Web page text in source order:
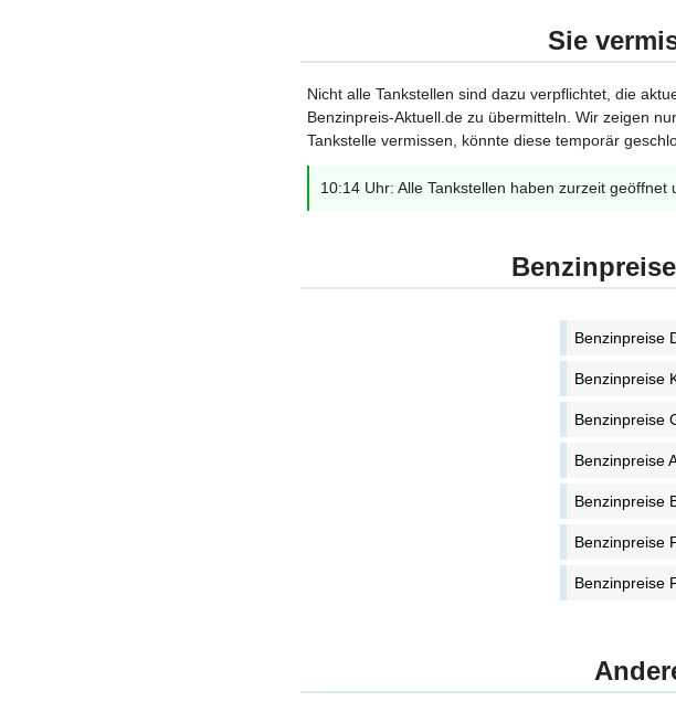
Sie
Nicht alle Tankstellen sind dazu verpflichtet, die
Benzinpreis-Aktuell.de zu übermitteln. Wir zeigen
Tankstelle vermissen, könnte diese temporär
10:14 Uhr: Alle Tankstellen haben zurzeit
Benzinpreise
Benzinpreise
Benzinpreise
Benzinpreise
Benzinpreise
Benzinpreise
Benzinpreise